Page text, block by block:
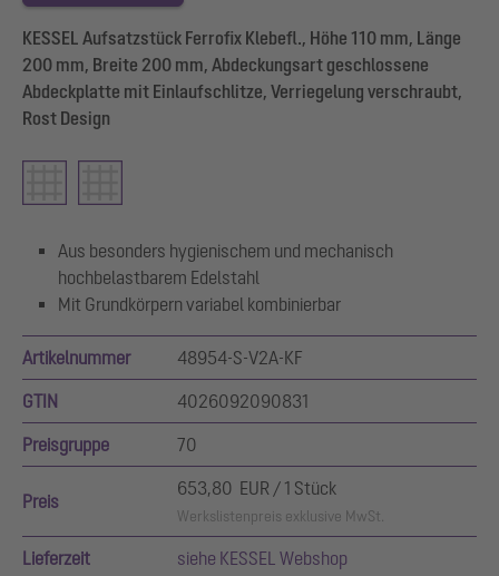
KESSEL Aufsatzstück Ferrofix Klebefl., Höhe 110 mm, Länge
200 mm, Breite 200 mm, Abdeckungsart geschlossene
Abdeckplatte mit Einlaufschlitze, Verriegelung verschraubt,
Rost Design
Aus besonders hygienischem und mechanisch
hochbelastbarem Edelstahl
Mit Grundkörpern variabel kombinierbar
Artikelnummer 48954-S-V2A-KF
GTIN 4026092090831
Preisgruppe 70
Preis
653,80 EUR / 1 Stück
Werkslistenpreis exklusive MwSt.
Lieferzeit siehe KESSEL Webshop